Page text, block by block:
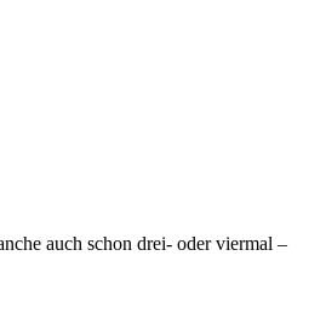
auch schon drei- oder viermal –